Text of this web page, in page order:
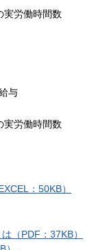
実労働時間数
与
実労働時間数
：50KB）
（PDF：37KB）